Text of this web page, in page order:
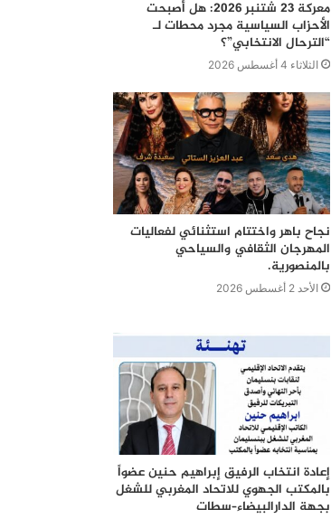
معركة 23 شتنبر 2026: هل أصبحت
الأحزاب السياسية مجرد محطات لـ
“الترحال الانتخابي”؟
الثلاثاء 4 أغسطس 2026
نجاح باهر واختتام استثنائي لفعاليات
المهرجان الثقافي والسياحي
بالمنصورية.
الأحد 2 أغسطس 2026
إعادة انتخاب الرفيق إبراهيم حنين عضواً
بالمكتب الجهوي للاتحاد المغربي للشغل
بجهة الدارالبيضاء–سطات